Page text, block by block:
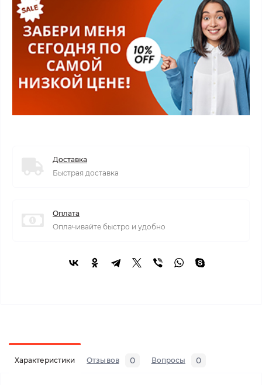
Доставка
Быстрая доставка
Оплата
Оплачивайте быстро и удобно
Характеристики Отзывов 0 Вопросы 0